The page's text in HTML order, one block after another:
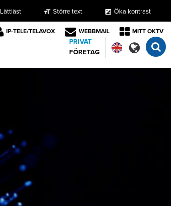
Lättläst format_size Större text exposure Öka kontrast
IP-TELE/TELAVOX WEBBMAIL MITT OKTV
PRIVAT
FÖRETAG